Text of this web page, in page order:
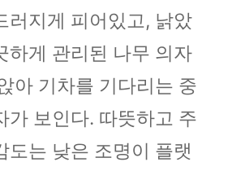
러지게 피어있고, 낡았
하게 관리된 나무 의자
아 기차를 기다리는 중
가 보인다. 따뜻하고 주
도는 낮은 조명이 플랫